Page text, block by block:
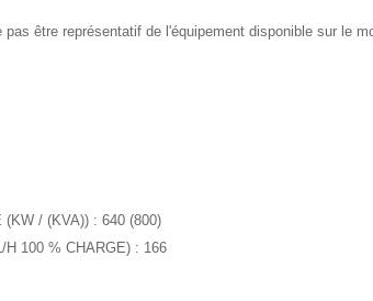
pas être représentatif de l'équipement disponible sur le
/ (KVA)) : 640 (800)
H 100 % CHARGE) : 166